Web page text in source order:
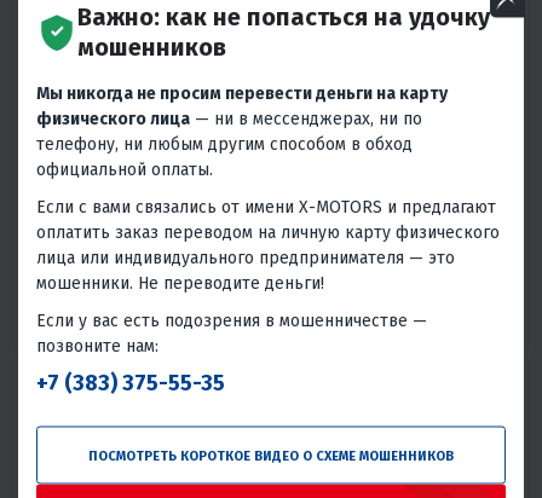
Пн: 09:00 -
20:00
Вт: 09:00 - 20:00
Ср: 09:00 -
20:00
Чт: 09:00 - 20:00
Пт: 09:00 -
20:00
Сб: 10:00 - 16:00
Вс: 10:00 - 14:00
Телефоны:
+7 800 234-59-60
+7 912 805-65-74
+7 351 945-65-74
Троицкий тракт, 33
Важно: как не попасться на удочку
мошенников
Мы никогда не просим перевести деньги на карту
физического лица — ни в мессенджерах, ни по
телефону, ни любым другим способом в обход
официальной оплаты.
Если с вами связались от имени X-MOTORS и предлагают
оплатить заказ переводом на личную карту физического
лица или индивидуального предпринимателя — это
мошенники. Не переводите деньги!
Если у вас есть подозрения в мошенничестве —
позвоните нам:
+7 (383) 375-55-35
ПОСМОТРЕТЬ КОРОТКОЕ ВИДЕО О СХЕМЕ МОШЕННИКОВ